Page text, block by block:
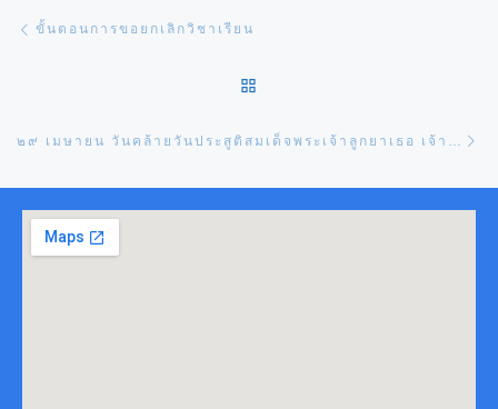
Post navigation
ขั้นตอนการขอยกเลิกวิชาเรียน